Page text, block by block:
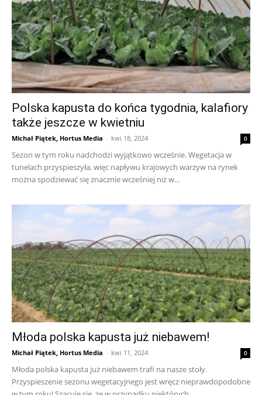
Polska kapusta do końca tygodnia, kalafiory
także jeszcze w kwietniu
Michał Piątek, Hortus Media - kwi 18, 2024 0
Sezon w tym roku nadchodzi wyjątkowo wcześnie. Wegetacja w
tunelach przyspieszyła, więc napływu krajowych warzyw na rynek
można spodziewać się znacznie wcześniej niż w...
Młoda polska kapusta już niebawem!
Michał Piątek, Hortus Media - kwi 11, 2024 0
Młoda polska kapusta już niebawem trafi na nasze stoły.
Przyspieszenie sezonu wegetacyjnego jest wręcz nieprawdopodobne